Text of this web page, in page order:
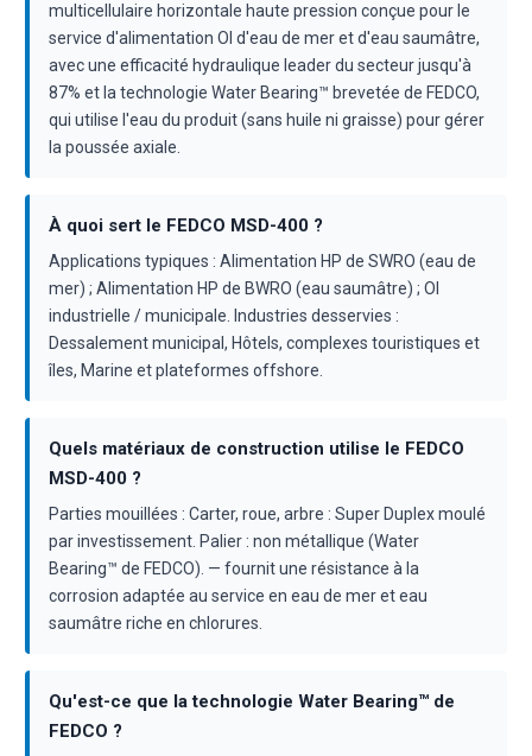
multicellulaire horizontale haute pression conçue pour le
service d'alimentation OI d'eau de mer et d'eau saumâtre,
avec une efficacité hydraulique leader du secteur jusqu'à
87% et la technologie Water Bearing™ brevetée de FEDCO,
qui utilise l'eau du produit (sans huile ni graisse) pour gérer
la poussée axiale.
À quoi sert le FEDCO MSD-400 ?
Applications typiques : Alimentation HP de SWRO (eau de
mer) ; Alimentation HP de BWRO (eau saumâtre) ; OI
industrielle / municipale. Industries desservies :
Dessalement municipal, Hôtels, complexes touristiques et
îles, Marine et plateformes offshore.
Quels matériaux de construction utilise le FEDCO
MSD-400 ?
Parties mouillées : Carter, roue, arbre : Super Duplex moulé
par investissement. Palier : non métallique (Water
Bearing™ de FEDCO). — fournit une résistance à la
corrosion adaptée au service en eau de mer et eau
saumâtre riche en chlorures.
Qu'est-ce que la technologie Water Bearing™ de
FEDCO ?